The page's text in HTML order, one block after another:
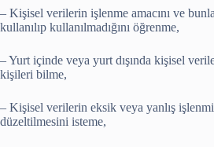
– Kişisel verilerin işlenme amacını ve
kullanılıp kullanılmadığını öğrenme,
– Yurt içinde veya yurt dışında kişisel
kişileri bilme,
– Kişisel verilerin eksik veya yanlış
düzeltilmesini isteme,